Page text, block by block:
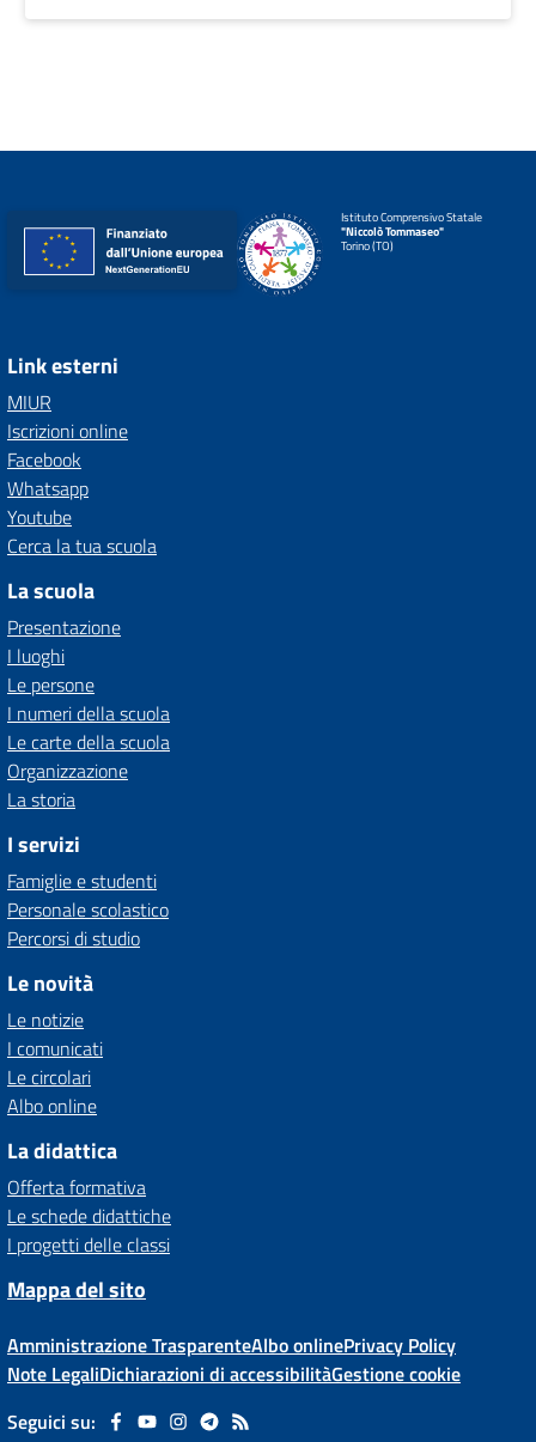
Istituto Comprensivo Statale
"Niccolò Tommaseo"
Torino (TO)
Link esterni
MIUR
Iscrizioni online
Facebook
Whatsapp
Youtube
Cerca la tua scuola
La scuola
Presentazione
I luoghi
Le persone
I numeri della scuola
Le carte della scuola
Organizzazione
La storia
I servizi
Famiglie e studenti
Personale scolastico
Percorsi di studio
Le novità
Le notizie
I comunicati
Le circolari
Albo online
La didattica
Offerta formativa
Le schede didattiche
I progetti delle classi
Mappa del sito
Amministrazione TrasparenteAlbo onlinePrivacy Policy
Note LegaliDichiarazioni di accessibilitàGestione cookie
Seguici su: